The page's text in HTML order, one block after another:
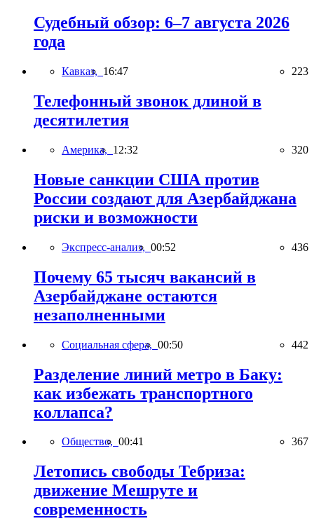
Судебный обзор: 6–7 августа 2026
года
Кавказ, 16:47 223
Телефонный звонок длиной в
десятилетия
Америка, 12:32 320
Новые санкции США против
России создают для Азербайджана
риски и возможности
Экспресс-анализ, 00:52 436
Почему 65 тысяч вакансий в
Азербайджане остаются
незаполненными
Социальная сфера, 00:50 442
Разделение линий метро в Баку:
как избежать транспортного
коллапса?
Общество, 00:41 367
Летопись свободы Тебриза:
движение Мешруте и
современность